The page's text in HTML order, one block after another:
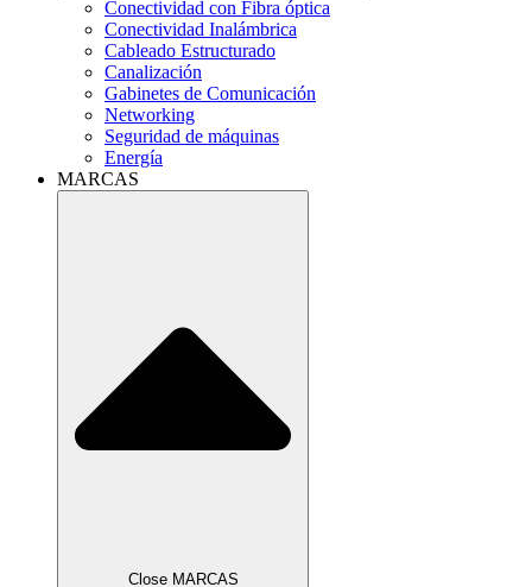
Conectividad con Fibra óptica
Conectividad Inalámbrica
Cableado Estructurado
Canalización
Gabinetes de Comunicación
Networking
Seguridad de máquinas
Energía
MARCAS
Close MARCAS